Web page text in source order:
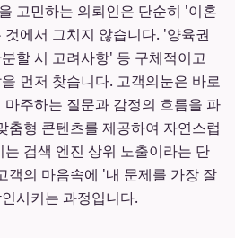
고민하는 의뢰인은 단순히 '이혼
에서 그치지 않습니다. '양육권
할 시 고려사항' 등 구체적이고
먼저 찾습니다. 고객의눈은 바로
주하는 질문과 감정의 흐름을 파
춤형 콘텐츠를 제공하여 자연스럽
검색 엔진 상위 노출이라는 단
객의 마음속에 '내 문제를 가장 잘
시키는 과정입니다.